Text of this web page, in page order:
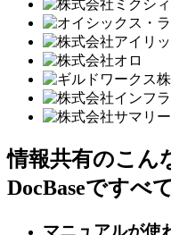
情報共有のこん
DocBaseですべ
マニュアルが使